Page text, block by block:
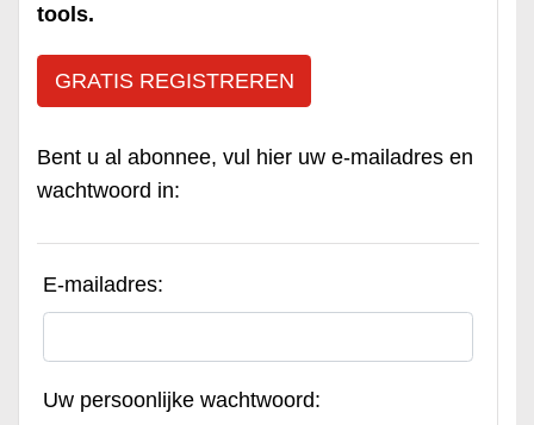
tools.
GRATIS REGISTREREN
Bent u al abonnee, vul hier uw e-mailadres en
wachtwoord in:
E-mailadres:
Uw persoonlijke wachtwoord: